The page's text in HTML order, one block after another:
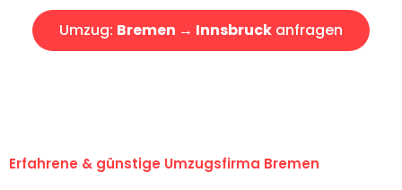
Umzug: Bremen → Innsbruck anfragen
Erfahrene & günstige Umzugsfirma Bremen